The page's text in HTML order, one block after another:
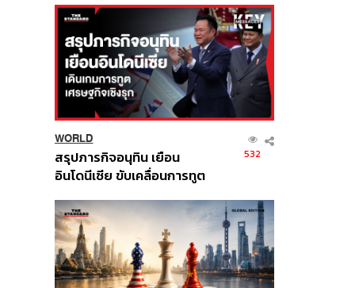
WORLD
สรุปภารกิจอนุทิน เยือน
อินโดนีเซีย ขับเคลื่อนการทูต
ส่วนยุทธศาสตร์ไทย –
อินโดนีเซีย
532